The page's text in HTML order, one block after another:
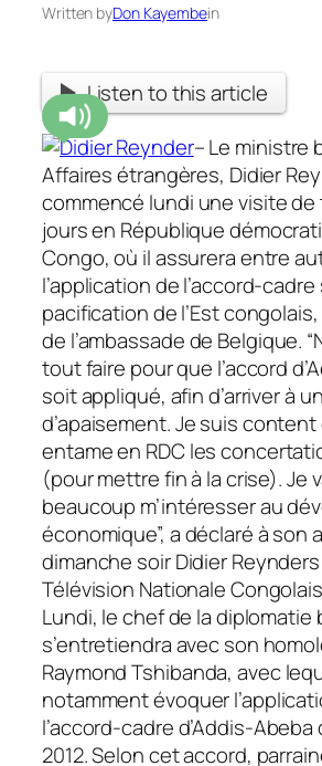
Written byDon Kayembein
Listen to this article
– Le ministre
Affaires étrangères, Didier
commencé lundi une visite de
jours en République
Congo, où il assurera entre
l’application de l’accord-cadre
pacification de l’Est
de l’ambassade de Belgique.
tout faire pour que l’accord
soit appliqué, afin d’arriver à
d’apaisement. Je suis content
entame en RDC les
(pour mettre fin à la crise). Je
beaucoup m’intéresser au
économique”, a déclaré à son
dimanche soir Didier Reynders
Télévision Nationale
Lundi, le chef de la diplomatie
s’entretiendra avec son
Raymond Tshibanda, avec
notamment évoquer
l’accord-cadre d’Addis-
2012. Selon cet accord,